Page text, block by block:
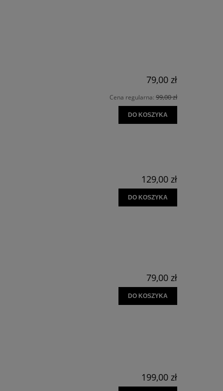
79,00 zł
Cena regularna: 99,00 zł
DO KOSZYKA
129,00 zł
DO KOSZYKA
79,00 zł
DO KOSZYKA
199,00 zł